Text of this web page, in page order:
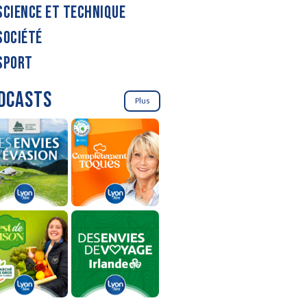
ET TECHNIQUE
Plus